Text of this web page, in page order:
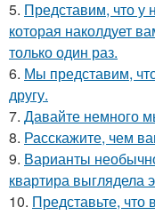
5. Представим, что у
которая наколдует
только один раз.
6. Мы представим,
другу.
7. Давайте немного
8. Расскажите, чем
9. Варианты
квартира выглядела
10. Представьте, что